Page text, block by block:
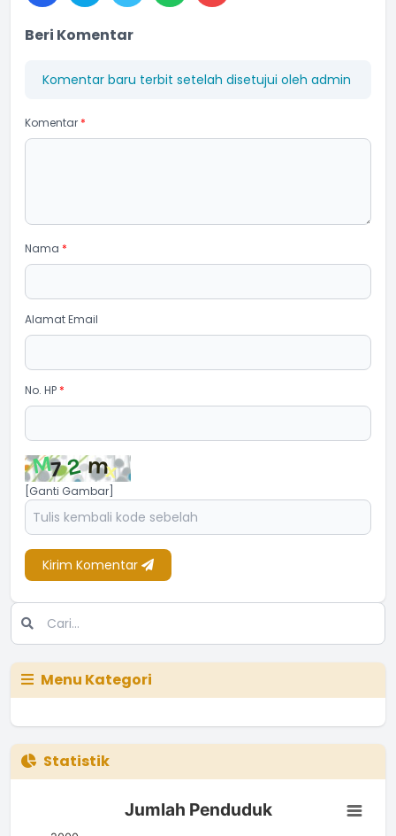
Beri Komentar
Komentar baru terbit setelah disetujui oleh admin
Komentar *
Nama *
Alamat Email
No. HP *
[Ganti Gambar]
Kirim Komentar
Menu Kategori
Statistik
Jumlah Penduduk
Bar chart with 3 bars.Jumlah Penduduk